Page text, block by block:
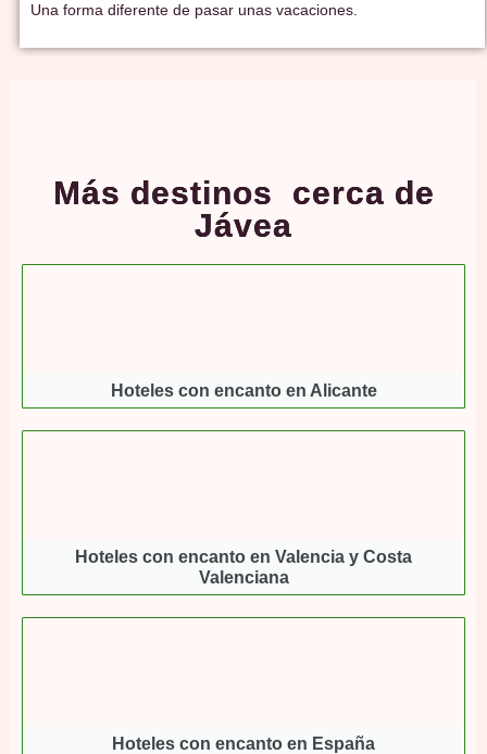
Una forma diferente de pasar unas vacaciones.
Más destinos cerca de
Jávea
Hoteles con encanto en Alicante
Hoteles con encanto en Valencia y Costa
Valenciana
Hoteles con encanto en España